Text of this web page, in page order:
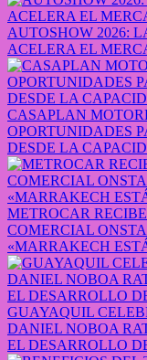
AUTOSHOW 2026:
ACELERA EL
CASAPLAN
OPORTUNIDADES
DESDE LA
METROCAR
COMERCIAL
«MARRAKECH
GUAYAQUIL
DANIEL NOBOA
EL DESARROLLO